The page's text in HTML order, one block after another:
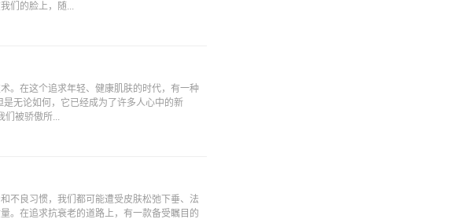
们的脸上，随...
。在这个追求年轻、健康肌肤的时代，有一种
无论如何，它已经成为了许多人心中的新
们被骄傲所...
不良习惯，我们都可能遭受皮肤松弛下垂、法
。在追求抗衰老的道路上，有一款备受瞩目的